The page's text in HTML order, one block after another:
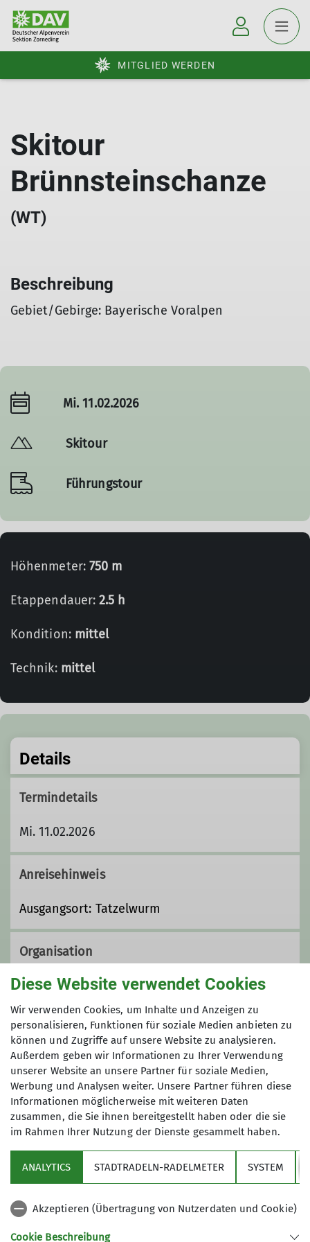
MITGLIED WERDEN
Skitour
Brünnsteinschanze
(WT)
Beschreibung
Gebiet/Gebirge: Bayerische Voralpen
Mi. 11.02.2026
Skitour
Führungstour
Höhenmeter: 750 m
Etappendauer:2.5 h
Kondition: mittel
Technik: mittel
Details
Termindetails
Mi. 11.02.2026
Anreisehinweis
Ausgangsort: Tatzelwurm
Organisation
Hermann Obermeir
08106 31330
hermann.obermeir@web.de
Qualifikationen
Tourenbegleiter*in
Partner
Aktuelles
Diese Website verwendet Cookies
Wir verwenden Cookies, um Inhalte und Anzeigen zu
personalisieren, Funktionen für soziale Medien anbieten zu
können und Zugriffe auf unsere Website zu analysieren.
Außerdem geben wir Informationen zu Ihrer Verwendung
unserer Website an unsere Partner für soziale Medien,
Werbung und Analysen weiter. Unsere Partner führen diese
Informationen möglicherweise mit weiteren Daten
zusammen, die Sie ihnen bereitgestellt haben oder die sie
im Rahmen Ihrer Nutzung der Dienste gesammelt haben.
ANALYTICS STADTRADELN-RADELMETER SYSTEM
Akzeptieren (Übertragung von Nutzerdaten und Cookie)
Cookie Beschreibung